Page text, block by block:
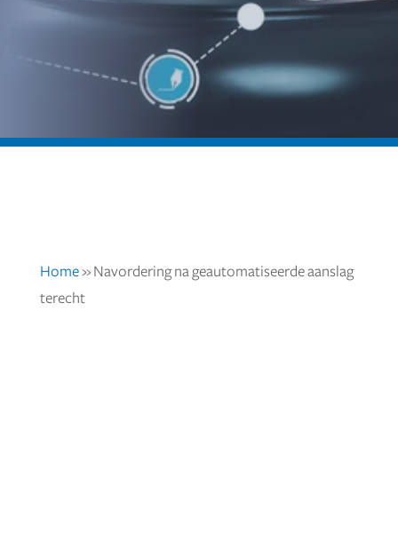
Home» Navordering na geautomatiseerde aanslag
terecht